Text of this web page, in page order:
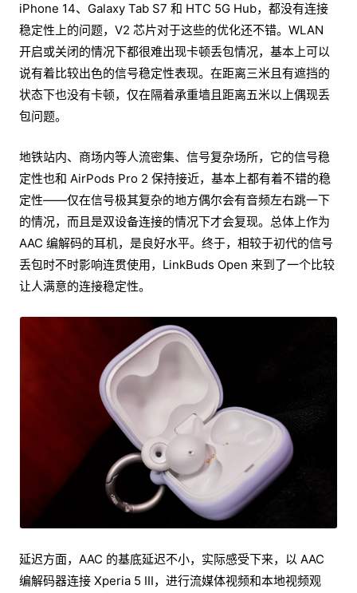
iPhone 14、Galaxy Tab S7 和 HTC 5G Hub，都没有连接
稳定性上的问题，V2 芯片对于这些的优化还不错。WLAN
开启或关闭的情况下都很难出现卡顿丢包情况，基本上可以
说有着比较出色的信号稳定性表现。在距离三米且有遮挡的
状态下也没有卡顿，仅在隔着承重墙且距离五米以上偶现丢
包问题。
地铁站内、商场内等人流密集、信号复杂场所，它的信号稳
定性也和 AirPods Pro 2 保持接近，基本上都有着不错的稳
定性——仅在信号极其复杂的地方偶尔会有音频左右跳一下
的情况，而且是双设备连接的情况下才会复现。总体上作为
AAC 编解码的耳机，是良好水平。终于，相较于初代的信号
丢包时不时影响连贯使用，LinkBuds Open 来到了一个比较
让人满意的连接稳定性。
延迟方面，AAC 的基底延迟不小，实际感受下来，以 AAC
编解码器连接 Xperia 5 III，进行流媒体视频和本地视频观